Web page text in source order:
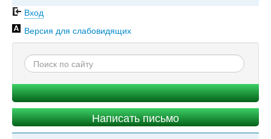
Вход
Версия для слабовидящих
Написать письмо